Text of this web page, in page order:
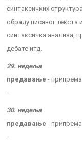
синтаксичких
обраду писаног текста
синтаксичка анализа,
дебате итд.
29. недеља
предавање -
-
30. недеља
предавање -
-